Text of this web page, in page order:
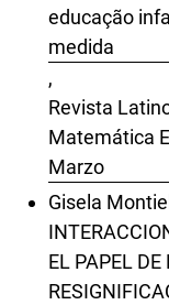
educação
medida
,
Revista
Matemática
Marzo
Gisela
EL PAPEL